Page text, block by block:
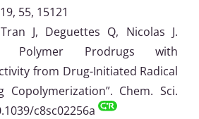
55, 15121
J, Deguettes Q, Nicolas J.
Polymer Prodrugs with
from Drug-Initiated Radical
Copolymerization”. Chem. Sci.
c8sc02256a